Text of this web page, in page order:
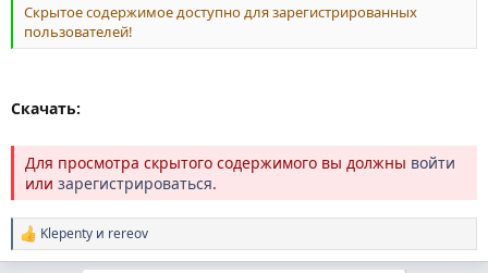
Скрытое содержимое доступно для зарегистрированных
пользователей!
Скачать:
Для просмотра скрытого содержимого вы должны войти
или зарегистрироваться.
Р
е
Klepenty и rereov